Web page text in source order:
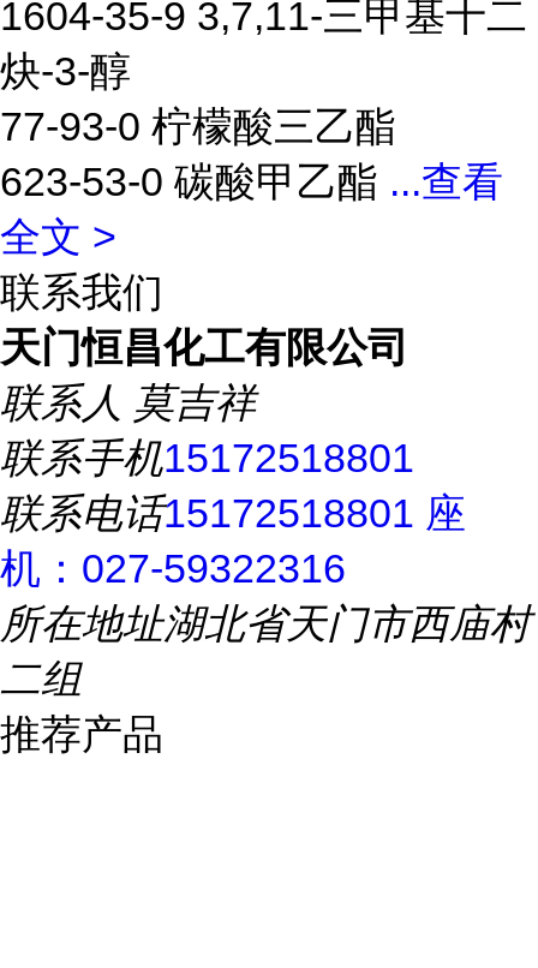
1604-35-9 3,7,11-三甲基十二
炔-3-醇
77-93-0 柠檬酸三乙酯
623-53-0 碳酸甲乙酯 ...查看
全文 >
联系我们
天门恒昌化工有限公司
联系人 莫吉祥
联系手机15172518801
联系电话15172518801 座
机：027-59322316
所在地址湖北省天门市西庙村
二组
推荐产品